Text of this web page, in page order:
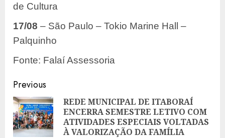
de Cultura
17/08 – São Paulo – Tokio Marine Hall –
Palquinho
Fonte: Falaí Assessoria
Post
navigation
Previous
REDE MUNICIPAL DE ITABORAÍ
ENCERRA SEMESTRE LETIVO COM
ATIVIDADES ESPECIAIS VOLTADAS
À VALORIZAÇÃO DA FAMÍLIA